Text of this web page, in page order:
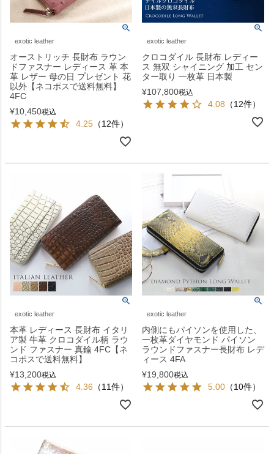
exotic leather
オーストリッチ 長財布 ラウン
ドファスナー レディース 革 本
革 レザー 母の日 プレゼント 花
以外【ネコポスで送料無料】
4FC
¥10,450税込
4.25 （12件）
exotic leather
クロコダイル 長財布 レディー
ス 無双 シャイニング 加工 セン
ター取り 一枚革 日本製
¥107,800税込
4.08 （12件）
exotic leather
本革 レディース 長財布 イタリ
ア製 牛革 クロコダイル柄 ラウ
ンド ファスナー 真鍮 4FC【ネ
コポスで送料無料】
¥13,200税込
4.36 （11件）
exotic leather
内側にもパイソンを使用した、
一枚革ダイヤモンド パイソン
ラウンドファスナー長財布 レデ
ィース 4FA
¥19,800税込
5.00 （10件）